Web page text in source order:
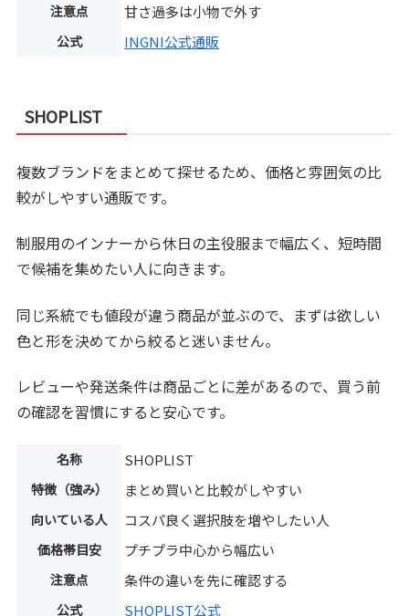
注意点 甘さ過多は小物で外す
公式 INGNI公式通販
SHOPLIST
複数ブランドをまとめて探せるため、価格と雰囲気の比
較がしやすい通販です。
制服用のインナーから休日の主役服まで幅広く、短時間
で候補を集めたい人に向きます。
同じ系統でも値段が違う商品が並ぶので、まずは欲しい
色と形を決めてから絞ると迷いません。
レビューや発送条件は商品ごとに差があるので、買う前
の確認を習慣にすると安心です。
名称 SHOPLIST
特徴（強み） まとめ買いと比較がしやすい
向いている人 コスパ良く選択肢を増やしたい人
価格帯目安 プチプラ中心から幅広い
注意点 条件の違いを先に確認する
公式 SHOPLIST公式